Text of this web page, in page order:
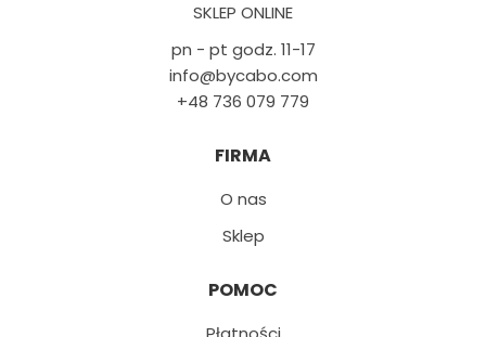
SKLEP ONLINE
pn - pt godz. 11-17
info@bycabo.com
+48 736 079 779
FIRMA
O nas
Sklep
POMOC